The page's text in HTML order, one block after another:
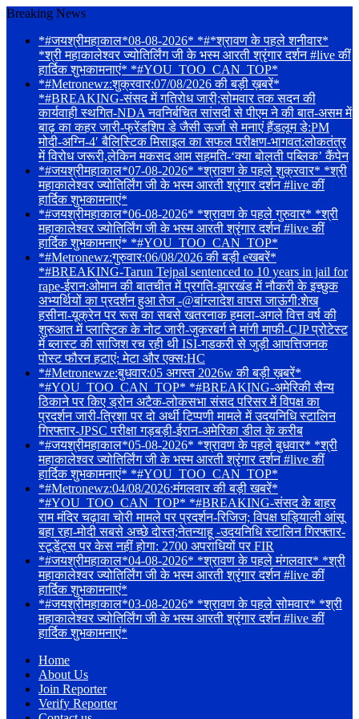
Breaking News
*#जयश्रीमहाकाल*08-08-2026* *#*श्रावण के पहले शनीवार*
*श्री महाकालेश्वर ज्योतिर्लिंग जी के भस्म आरती श्रृंगार दर्शन #live कीं
हार्दिक शुभकामनाएं* *#YOU_TOO_CAN_TOP*
*#Metronewz:शुक्रवार:07/08/2026 की बड़ी ख़बरें*
*#BREAKING-संसद में गतिरोध जारी;सोमवार तक सदन की
कार्यवाही स्थगित-NDA नवनिर्बचित सांसदी से पीएम ने की बात-असम में
बाढ़ का कहर जारी-फ्रेंडशिप डे जैसी ऊर्जा से मनाएं हैंडलूम डे:PM
मोदी-अग्नि-4′ बैलिस्टिक मिसाइल का सफल परीक्षण-भागवत:लोकतंत्र
में विरोध जरूरी,लेकिन मकसद आम सहमति-‘क्या बोलती पब्लिक’ कैंपेन
*#जयश्रीमहाकाल*07-08-2026* *श्रावण के पहले शुक्रवार* *श्री
महाकालेश्वर ज्योतिर्लिंग जी के भस्म आरती श्रृंगार दर्शन #live कीं
हार्दिक शुभकामनाएं*
*#जयश्रीमहाकाल*06-08-2026* *श्रावण के पहले गुरुवार* *श्री
महाकालेश्वर ज्योतिर्लिंग जी के भस्म आरती श्रृंगार दर्शन #live कीं
हार्दिक शुभकामनाएं* *#YOU_TOO_CAN_TOP*
*#Metronewz:गुरुवार:06/08/2026 की बड़ी eखबरें*
*#BREAKING-Tarun Tejpal sentenced to 10 years in jail for
rape-ईरान:ओमान की बातचीत में प्रगति-झारखंड में नौकरी के इच्छुक
अभ्यर्थियों का प्रदर्शन हुआ तेज -@बांग्लादेश वापस जाऊंगी:शेख
हसीना-यूक्रेन पर रूस का सबसे खतरनाक हमला-अगले वित्त वर्ष की
शुरुआत में प्लास्टिक के नोट जारी-जुकरबर्ग ने मांगी माफी-CJP प्रोटेस्ट
में ब्लास्ट की साजिश रच रही थी ISI-गडकरी से जुड़ी आपत्तिजनक
पोस्ट फौरन हटाएं: मेटा और एक्स:HC
*#Metronewze:बुधवार:05 अगस्त 2026w की बड़ी ख़बरें*
*#YOU_TOO_CAN_TOP* *#BREAKING-अमेरिकी सैन्य
ठिकाने पर किए ड्रोन अटैक-लोकसभा संसद परिसर में विपक्ष का
प्रदर्शन जारी-त्रिशा पर दो अर्थी टिप्पणी मामले में उदयनिधि स्टालिन
गिरफ्तार-JPSC परीक्षा गड़बड़ी-ईरान-अमेरिका डील के करीब
*#जयश्रीमहाकाल*05-08-2026* *श्रावण के पहले बुधवार* *श्री
महाकालेश्वर ज्योतिर्लिंग जी के भस्म आरती श्रृंगार दर्शन #live कीं
हार्दिक शुभकामनाएं* *#YOU_TOO_CAN_TOP*
*#Metronewz:04/08/2026:मंगलवार की बड़ी खबरें*
*#YOU_TOO_CAN_TOP* *#BREAKING-संसद के बाहर
राम मंदिर चढ़ावा चोरी मामले पर प्रदर्शन-रिजिज; विपक्ष घड़ियाली आंसू
बहा रहा-मोदी सबसे अच्छे दोस्त;नेतन्याहू -उदयनिधि स्टालिन गिरफ्तार-
स्टूडेंट्स पर केस नहीं होगा: 2700 अपराधियों पर FIR
*#जयश्रीमहाकाल*04-08-2026* *श्रावण के पहले मंगलवार* *श्री
महाकालेश्वर ज्योतिर्लिंग जी के भस्म आरती श्रृंगार दर्शन #live कीं
हार्दिक शुभकामनाएं*
*#जयश्रीमहाकाल*03-08-2026* *श्रावण के पहले सोमवार* *श्री
महाकालेश्वर ज्योतिर्लिंग जी के भस्म आरती श्रृंगार दर्शन #live कीं
हार्दिक शुभकामनाएं*
Home
About Us
Join Reporter
Verify Reporter